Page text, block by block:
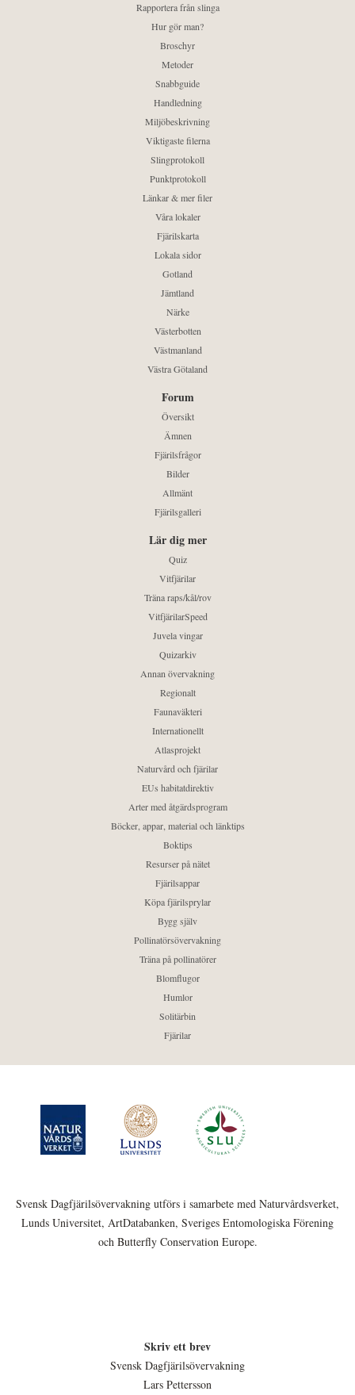
Rapportera från slinga
Hur gör man?
Broschyr
Metoder
Snabbguide
Handledning
Miljöbeskrivning
Viktigaste filerna
Slingprotokoll
Punktprotokoll
Länkar & mer filer
Våra lokaler
Fjärilskarta
Lokala sidor
Gotland
Jämtland
Närke
Västerbotten
Västmanland
Västra Götaland
Forum
Översikt
Ämnen
Fjärilsfrågor
Bilder
Allmänt
Fjärilsgalleri
Lär dig mer
Quiz
Vitfjärilar
Träna raps/kål/rov
VitfjärilarSpeed
Juvela vingar
Quizarkiv
Annan övervakning
Regionalt
Faunaväkteri
Internationellt
Atlasprojekt
Naturvård och fjärilar
EUs habitatdirektiv
Arter med åtgärdsprogram
Böcker, appar, material och länktips
Boktips
Resurser på nätet
Fjärilsappar
Köpa fjärilsprylar
Bygg själv
Pollinatörsövervakning
Träna på pollinatörer
Blomflugor
Humlor
Solitärbin
Fjärilar
Svensk Dagfjärilsövervakning utförs i samarbete med Naturvårdsverket,
Lunds Universitet, ArtDatabanken, Sveriges Entomologiska Förening
och Butterfly Conservation Europe.
Skriv ett brev
Svensk Dagfjärilsövervakning
Lars Pettersson